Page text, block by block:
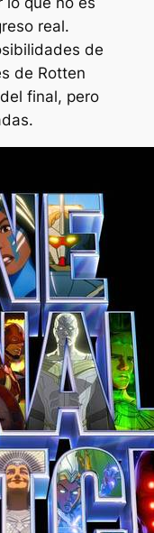
real.
de
de Rotten
final, pero